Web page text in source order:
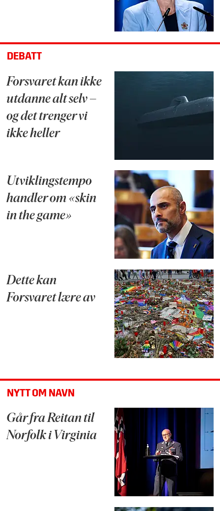
DEBATT
Forsvaret kan ikke
utdanne alt selv –
og det trenger vi
ikke heller
Utviklingstempo
handler om «skin
in the game»
Dette kan
Forsvaret lære av
NYTT OM NAVN
Går fra Reitan til
Norfolk i Virginia